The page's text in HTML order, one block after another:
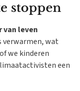
stoppen
van leven
verwarmen, wat
we kinderen
een